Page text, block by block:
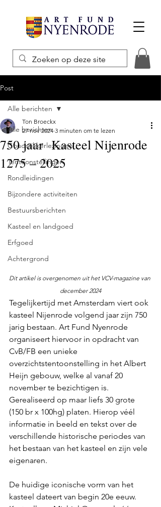
Post
Alle berichten
Goudstikkerlezingen
Tentoonstellingen
Rondleidingen
Bijzondere activiteiten
Bestuursberichten
Kasteel en landgoed
Erfgoed
Achtergrond
Alle berichten
750 jaar Kasteel Nijenrode
1275 – 2025
Ton Broeckx
27 nov 2024 3 minuten om te lezen
Dit artikel is overgenomen uit het VCV-magazine van
december 2024
Tegelijkertijd met Amsterdam viert ook
kasteel Nijenrode volgend jaar zijn 750
jarig bestaan. Art Fund Nyenrode
organiseert hiervoor in opdracht van
CvB/FB een unieke
overzichtstentoonstelling in het Albert
Heijn gebouw, welke al vanaf 20
november te bezichtigen is.
Gerealiseerd op maar liefs 30 grote
(150 br x 100hg) platen. Hierop véél
informatie in beeld en tekst over de
verschillende historische periodes van
het bestaan van het kasteel en zijn vele
eigenaren.
De huidige iconische vorm van het
kasteel dateert van begin 20e eeuw.